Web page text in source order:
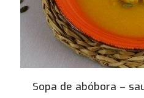
Sopa de abóbora –